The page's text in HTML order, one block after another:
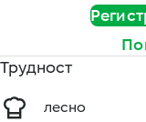
Трудност
лесно